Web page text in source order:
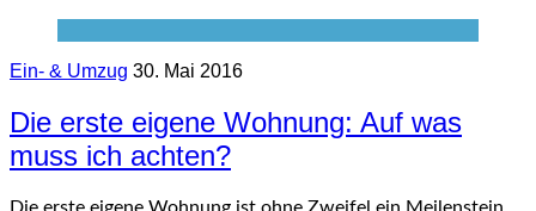
Ein- & Umzug 30. Mai 2016
Die erste eigene Wohnung: Auf was
muss ich achten?